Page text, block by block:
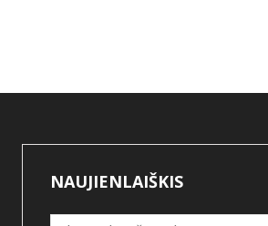
NAUJIENLAIŠKIS